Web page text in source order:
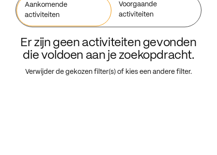
Aankomende
activiteiten
Voorgaande
activiteiten
Er zijn geen activiteiten gevonden
die voldoen aan je zoekopdracht.
Verwijder de gekozen filter(s) of kies een andere filter.